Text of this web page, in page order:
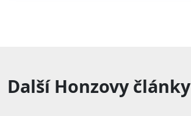
Další Honzovy články